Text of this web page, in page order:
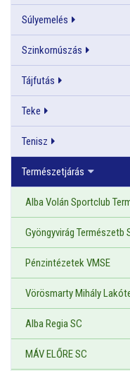
Súlyemelés
Szinkornúszás
Tájfutás
Teke
Tenisz
Természetjárás
Alba Volán Sportclub
Gyöngyvirág Természetb
Pénzintézetek VMSE
Vörösmarty Mihály
Alba Regia SC
MÁV ELŐRE SC